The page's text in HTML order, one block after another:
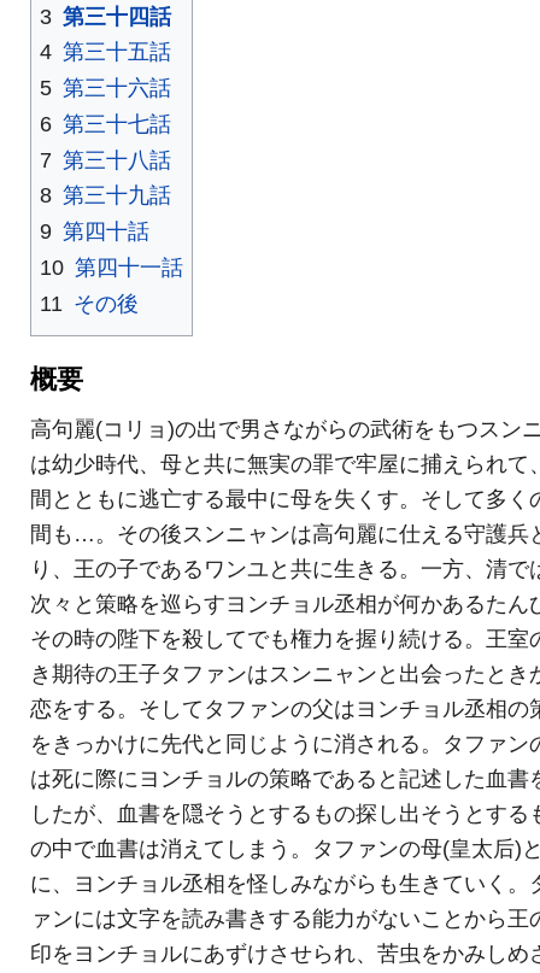
3 第三十四話
4 第三十五話
5 第三十六話
6 第三十七話
7 第三十八話
8 第三十九話
9 第四十話
10 第四十一話
11 その後
概要
高句麗(コリョ)の出で男さながらの武術をもつスン
は幼少時代、母と共に無実の罪で牢屋に捕えられて
間とともに逃亡する最中に母を失くす。そして多く
間も…。その後スンニャンは高句麗に仕える守護兵
り、王の子であるワンユと共に生きる。一方、清で
次々と策略を巡らすヨンチョル丞相が何かあるたん
その時の陛下を殺してでも権力を握り続ける。王室
き期待の王子タファンはスンニャンと出会ったとき
恋をする。そしてタファンの父はヨンチョル丞相の
をきっかけに先代と同じように消される。タファン
は死に際にヨンチョルの策略であると記述した血書
したが、血書を隠そうとするもの探し出そうとする
の中で血書は消えてしまう。タファンの母(皇太后)
に、ヨンチョル丞相を怪しみながらも生きていく。
ァンには文字を読み書きする能力がないことから王
印をヨンチョルにあずけさせられ、苦虫をかみしめ